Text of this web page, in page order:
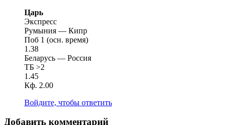
Царь
Экспресс
Румыния — Кипр
Поб 1 (осн. время)
1.38
Беларусь — Россия
ТБ >2
1.45
Кф. 2.00
Войдите, чтобы ответить
Добавить комментарий